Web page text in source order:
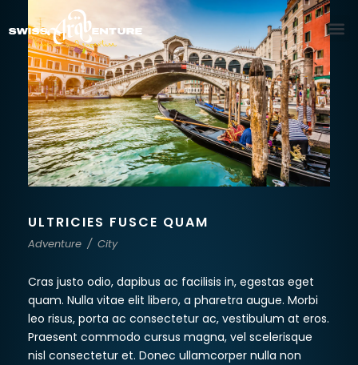
ULTRICIES FUSCE QUAM
Adventure / City
Cras justo odio, dapibus ac facilisis in, egestas eget
quam. Nulla vitae elit libero, a pharetra augue. Morbi
leo risus, porta ac consectetur ac, vestibulum at eros.
Praesent commodo cursus magna, vel scelerisque
nisl consectetur et. Donec ullamcorper nulla non